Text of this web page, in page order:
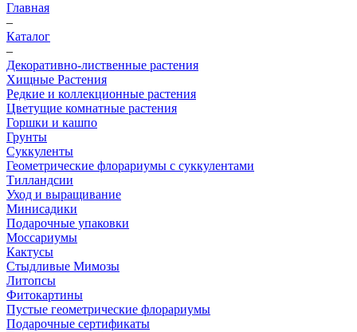
Главная
–
Каталог
–
Декоративно-лиственные растения
Хищные Растения
Редкие и коллекционные растения
Цветущие комнатные растения
Горшки и кашпо
Грунты
Суккуленты
Геометрические флорариумы с суккулентами
Тилландсии
Уход и выращивание
Минисадики
Подарочные упаковки
Моссариумы
Кактусы
Стыдливые Мимозы
Литопсы
Фитокартины
Пустые геометрические флорариумы
Подарочные сертификаты